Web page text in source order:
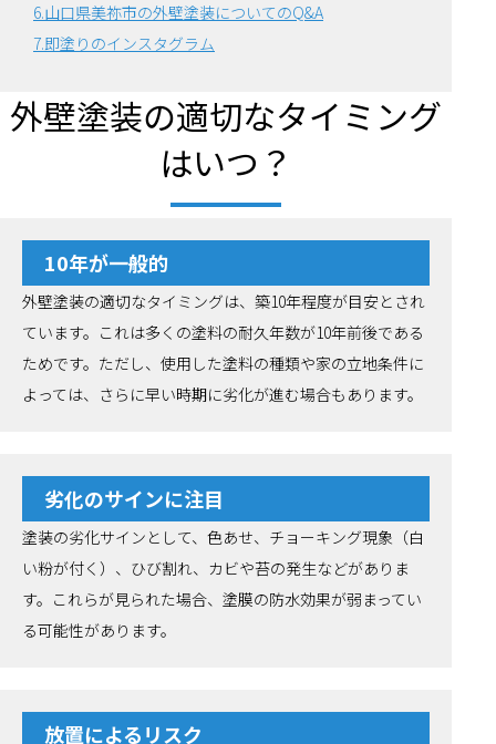
6.山口県美祢市の外壁塗装についてのQ&A
7.即塗りのインスタグラム
外壁塗装の適切なタイミング
はいつ？
10年が一般的
外壁塗装の適切なタイミングは、築10年程度が目安とされ
ています。これは多くの塗料の耐久年数が10年前後である
ためです。ただし、使用した塗料の種類や家の立地条件に
よっては、さらに早い時期に劣化が進む場合もあります。
劣化のサインに注目
塗装の劣化サインとして、色あせ、チョーキング現象（白
い粉が付く）、ひび割れ、カビや苔の発生などがありま
す。これらが見られた場合、塗膜の防水効果が弱まってい
る可能性があります。
放置によるリスク